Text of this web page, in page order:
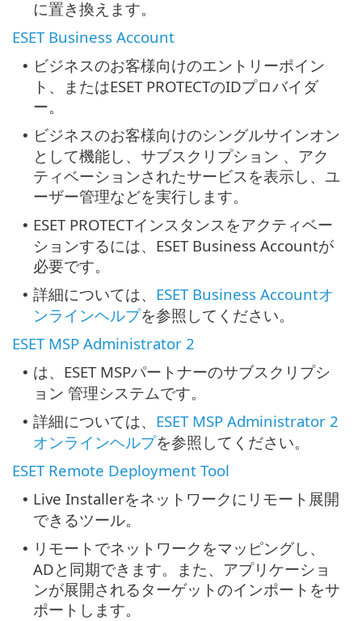
に置き換えます。
ESET Business Account
• ビジネスのお客様向けのエントリーポイン
ト、またはESET PROTECTのIDプロバイダ
ー。
• ビジネスのお客様向けのシングルサインオン
として機能し、サブスクリプション 、アク
ティベーションされたサービスを表示し、ユ
ーザー管理などを実行します。
• ESET PROTECTインスタンスをアクティベー
ションするには、ESET Business Accountが
必要です。
• 詳細については、 ESET Business Accountオ
ンラインヘルプを参照してください。
ESET MSP Administrator 2
• は、ESET MSPパートナーのサブスクリプシ
ョン 管理システムです。
• 詳細については、 ESET MSP Administrator 2
オンラインヘルプを参照してください。
ESET Remote Deployment Tool
• Live Installerをネットワークにリモート展開
できるツール。
• リモートでネットワークをマッピングし、
ADと同期できます。また、アプリケーショ
ンが展開されるターゲットのインポートをサ
ポートします。